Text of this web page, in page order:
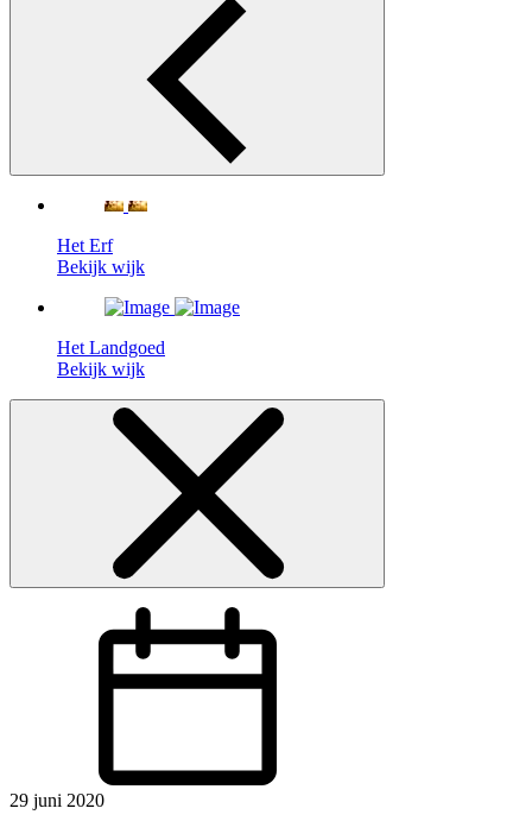
Het Erf
Bekijk wijk
Het Landgoed
Bekijk wijk
29 juni 2020